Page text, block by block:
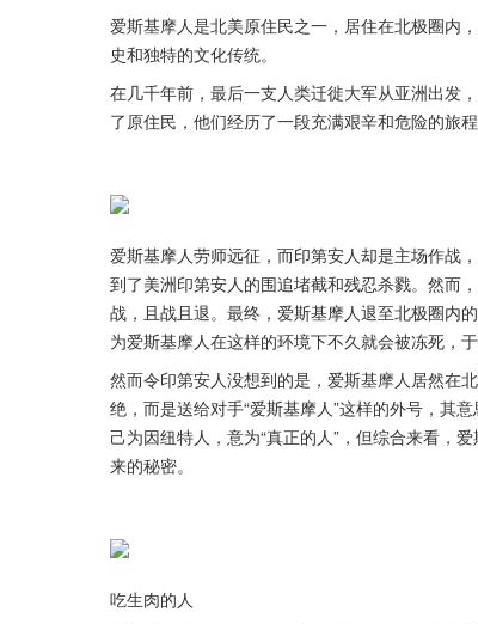
爱斯基摩人是北美原住民之一，居住在北极圈内
史和独特的文化传统。
在几千年前，最后一支人类迁徙大军从亚洲出发
了原住民，他们经历了一段充满艰辛和危险的旅
爱斯基摩人劳师远征，而印第安人却是主场作战
到了美洲印第安人的围追堵截和残忍杀戮。然而
战，且战且退。最终，爱斯基摩人退至北极圈内
为爱斯基摩人在这样的环境下不久就会被冻死，于
然而令印第安人没想到的是，爱斯基摩人居然在
绝，而是送给对手“爱斯基摩人”这样的外号，其
己为因纽特人，意为“真正的人”，但综合来看，
来的秘密。
吃生肉的人